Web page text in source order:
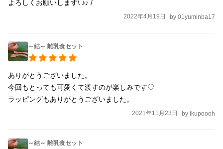
のでご了承下さい。 ラッピング無料！！ ラッピングですが季節や
在庫によって 変わることがございます。 (色やテープの柄は選べ
ません) 直接の焼き入れですので 洗っても消えません！ 【 検索ワ
ード 】 ご自分 ご家族 出産祝い 誕生日 パーティー ベビ baby カ
トラリー 離乳食 結婚 赤ちゃん ウェディング 母の日 父の日 敬老
木製 食事クリスマス お正月 バレンタイン 保育園 幼稚園 給食 お
弁当 結婚祝い ペア ママ友 小さな子供がおります。 お手数です
2022年4月19日 by 01yuminba17
～結～ 離乳食セット
ありがとうございました。
今回もとっても可愛くて渡すのが楽しみです♡
ラッピングもありがとうございました。
2021年11月23日 by ikupoooh
～結～ 離乳食セット